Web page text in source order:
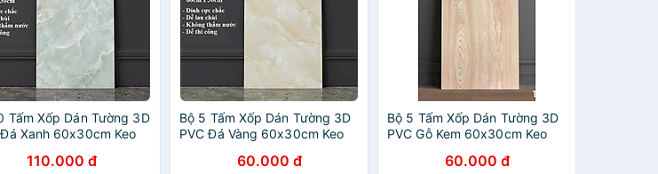
Tấm Xốp Dán Tường 3D
Đá Xanh 60x30cm Keo
Trọng110.000 đ
Bộ 5 Tấm Xốp Dán Tường 3D
PVC Đá Vàng 60x30cm Keo
Sang Trọng60.000 đ
Bộ 5 Tấm Xốp Dán Tường 3D
PVC Gỗ Kem 60x30cm Keo
Sang Trọng60.000 đ